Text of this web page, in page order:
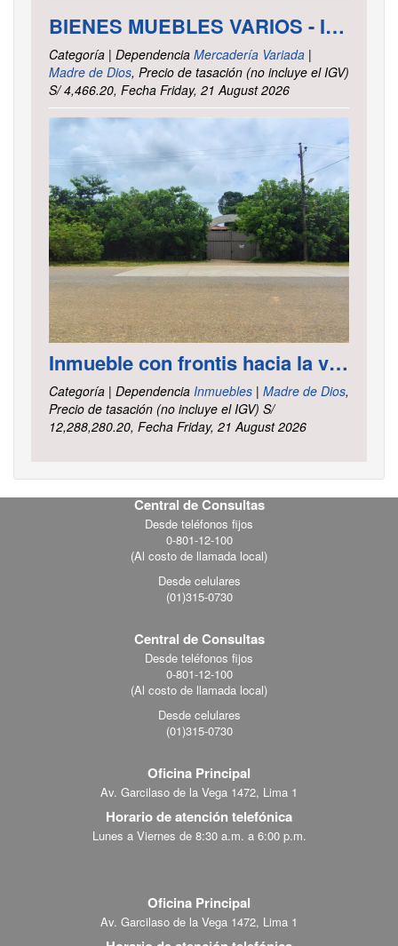
BIENES MUEBLES VARIOS - INTENDENCIA DE TRIBUTOS INTERNOS MADRE DE DIOS
Categoría | Dependencia Mercadería Variada |
Madre de Dios, Precio de tasación (no incluye el IGV)
S/ 4,466.20, Fecha Friday, 21 August 2026
Inmueble con frontis hacia la vía al aeropuerto, es un terreno de forma irregular, cuenta con carretera asfaltada ubicado en la Av. Elmer Faucett km. 6.400, área ha. 2.625 distrito Tambopata, provincia Tambopata y departamento Madre de Dios
Categoría | Dependencia Inmuebles | Madre de Dios,
Precio de tasación (no incluye el IGV) S/
12,288,280.20, Fecha Friday, 21 August 2026
Central de Consultas
Desde teléfonos fijos
0-801-12-100
(Al costo de llamada local)
Desde celulares
(01)315-0730
Central de Consultas
Desde teléfonos fijos
0-801-12-100
(Al costo de llamada local)
Desde celulares
(01)315-0730
Oficina Principal
Av. Garcilaso de la Vega 1472, Lima 1
Horario de atención telefónica
Lunes a Viernes de 8:30 a.m. a 6:00 p.m.
Oficina Principal
Av. Garcilaso de la Vega 1472, Lima 1